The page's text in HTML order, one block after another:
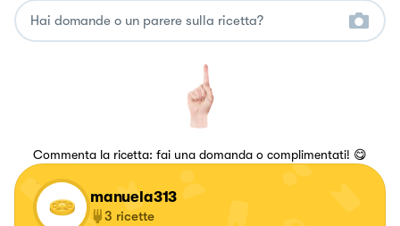
Commenta la ricetta: fai una domanda o complimentati! 😋
manuela313
3 ricette